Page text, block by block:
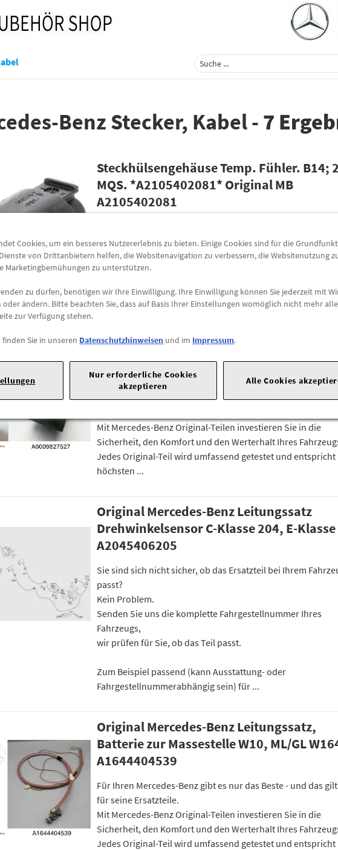
Benz Stecker, Kabel- 7
Steckhülsengehäuse Temp. Fühler. B14;
MQS. *A2105402081* Original MB
A2105402081
für seine Ersatzteile.
Mit Mercedes-Benz Original-Teilen investieren Sie in die
Sicherheit, den Komfort und den Werterhalt Ihres
höchsten Sicherheitsstandards.
Relais. AMG GT W190, W204, W231
A0009827527
Für Ihren Mercedes-Benz gibt es nur das Beste - und das
Mit Mercedes-Benz Original-Teilen investieren Sie in die
Sicherheit, den Komfort und den Werterhalt Ihres
Jedes Original-Teil wird umfassend getestet und entspricht
höchsten ...
Original Mercedes-Benz Leitungssatz
Drehwinkelsensor C-Klasse 204, E-Klasse
A2045406205
Sie sind sich nicht sicher, ob das Ersatzteil bei Ihrem
passt?
Kein Problem.
Senden Sie uns die komplette Fahrgestellnummer Ihres
Fahrzeugs,
wir prüfen für Sie, ob das Teil passt.
Zum Beispiel passend (kann Ausstattung- oder
Fahrgestellnummerabhängig sein) für ...
Original Mercedes-Benz Leitungssatz,
Batterie zur Massestelle W10, ML/GL
A1644404539
Für Ihren Mercedes-Benz gibt es nur das Beste - und das
für seine Ersatzteile.
Mit Mercedes-Benz Original-Teilen investieren Sie in die
Sicherheit, den Komfort und den Werterhalt Ihres
Jedes Original-Teil wird umfassend getestet und entspricht
Cookies, um ein besseres Nutzererlebnis zu bieten. Einige Cookies sind für die
von Drittanbietern helfen, die Websitenavigation zu verbessern, die Websitenutzung
Marketingbemühungen zu unterstützen.
zu dürfen, benötigen wir Ihre Einwilligung. Ihre Einwilligung können Sie jederzeit mit
ändern. Bitte beachten Sie, dass auf Basis Ihrer Einstellungen womöglich nicht mehr alle
zur Verfügung stehen.
Sie in unseren Datenschutzhinweisen und im Impressum.
Nur erforderliche Cookies
akzeptieren
Alle Cookies